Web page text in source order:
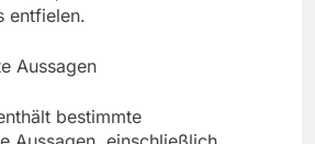
entfielen.
Aussagen
bestimmte